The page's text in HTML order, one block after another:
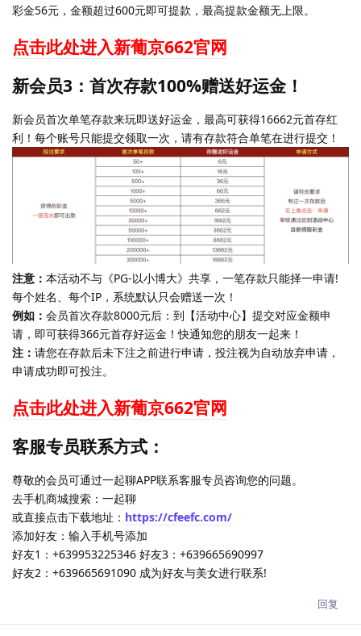
彩金56元，金额超过600元即可提款，最高提款金额无上限。
点击此处进入新葡京662官网
新会员3：首次存款100%赠送好运金！
新会员首次单笔存款来玩即送好运金，最高可获得16662元首存红
利！每个账号只能提交领取一次，请有存款符合单笔在进行提交！
注意： 本活动不与《PG-以小博大》共享，一笔存款只能择一申请!
每个姓名、每个IP，系统默认只会赠送一次！
例如： 会员首次存款8000元后：到【活动中心】提交对应金额申
请，即可获得366元首存好运金！快通知您的朋友一起来！
注： 请您在存款后未下注之前进行申请，投注视为自动放弃申请，
申请成功即可投注。
点击此处进入新葡京662官网
客服专员联系方式：
尊敬的会员可通过一起聊APP联系客服专员咨询您的问题。
去手机商城搜索：一起聊
或直接点击下载地址： https://cfeefc.com/
添加好友：输入手机号添加
好友1：+639953225346 好友3：+639665690997
好友2：+639665691090 成为好友与美女进行联系!
回复